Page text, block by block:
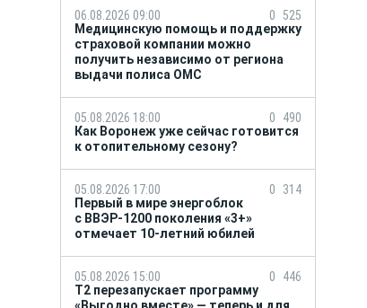
06.08.2026 09:00 0 525
Медицинскую помощь и поддержку
страховой компании можно
получить независимо от региона
выдачи полиса ОМС
05.08.2026 18:00 0
490
Как Воронеж уже сейчас готовится
к отопительному сезону?
05.08.2026 17:00 0
314
Первый в мире энергоблок
с ВВЭР-1200 поколения «3+»
отмечает 10-летний юбилей
05.08.2026 15:00 0
446
Т2 перезапускает программу